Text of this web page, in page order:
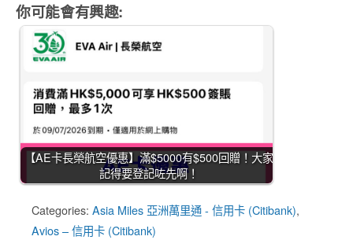
你可能會有興趣:
【AE卡長榮航空優惠】滿$5000有$500回贈！大家
記得要登記咗先啊！
Categories: Asia Miles 亞洲萬里通 - 信用卡 (Citibank),
Avios – 信用卡 (Citibank)